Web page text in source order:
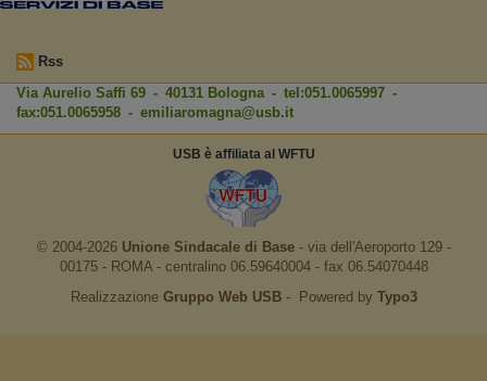
Rss
Via Aurelio Saffi 69 - 40131 Bologna - tel:051.0065997 -
fax:051.0065958 - emiliaromagna@usb.it
USB è affiliata al WFTU
© 2004-2026 Unione Sindacale di Base‐ via dell'Aeroporto 129 -
00175 - ROMA - centralino 06.59640004 - fax 06.54070448
Realizzazione Gruppo Web USB‐ Powered by Typo3